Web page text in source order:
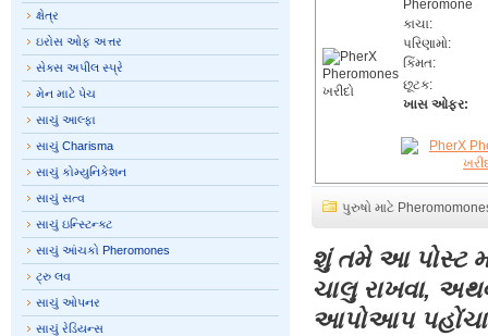
કાચા:
પરિણામો:
કિંમત:
છૂટક:
ખાસ ઓફર:
પુરુષો માટે
શું તમે આ પોસ્ટ
ચાલુ રાખવા,
આપોઆપ
ક્ષેત્ર
ઇરોસ ઓફ અત્તર
સેક્સ અપીલ સ્પ્રે
મેન માટે પેચ
સાચું આલ્ફા
સાચું Charisma
સાચું કોમ્યુનિકેશન
સાચું સત્વ
સાચું ઇન્સ્ટિન્ક્ટ
સાચું આંચકો Pheromones
ટ્રુ લવ
સાચું ઓપનર
સાચું રેડિયન્સ